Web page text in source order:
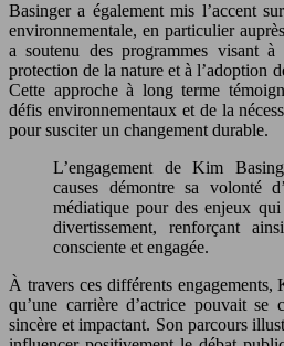
Basinger a également mis l’accent
environnementale, en particulier
a soutenu des programmes visant
protection de la nature et à l’adoption
Cette approche à long terme
défis environnementaux et de la
pour susciter un changement durable.
L’engagement de Kim
causes démontre sa volonté
médiatique pour des enjeux
divertissement, renforçant
consciente et engagée.
À travers ces différents
qu’une carrière d’actrice pouvait se
sincère et impactant. Son parcours